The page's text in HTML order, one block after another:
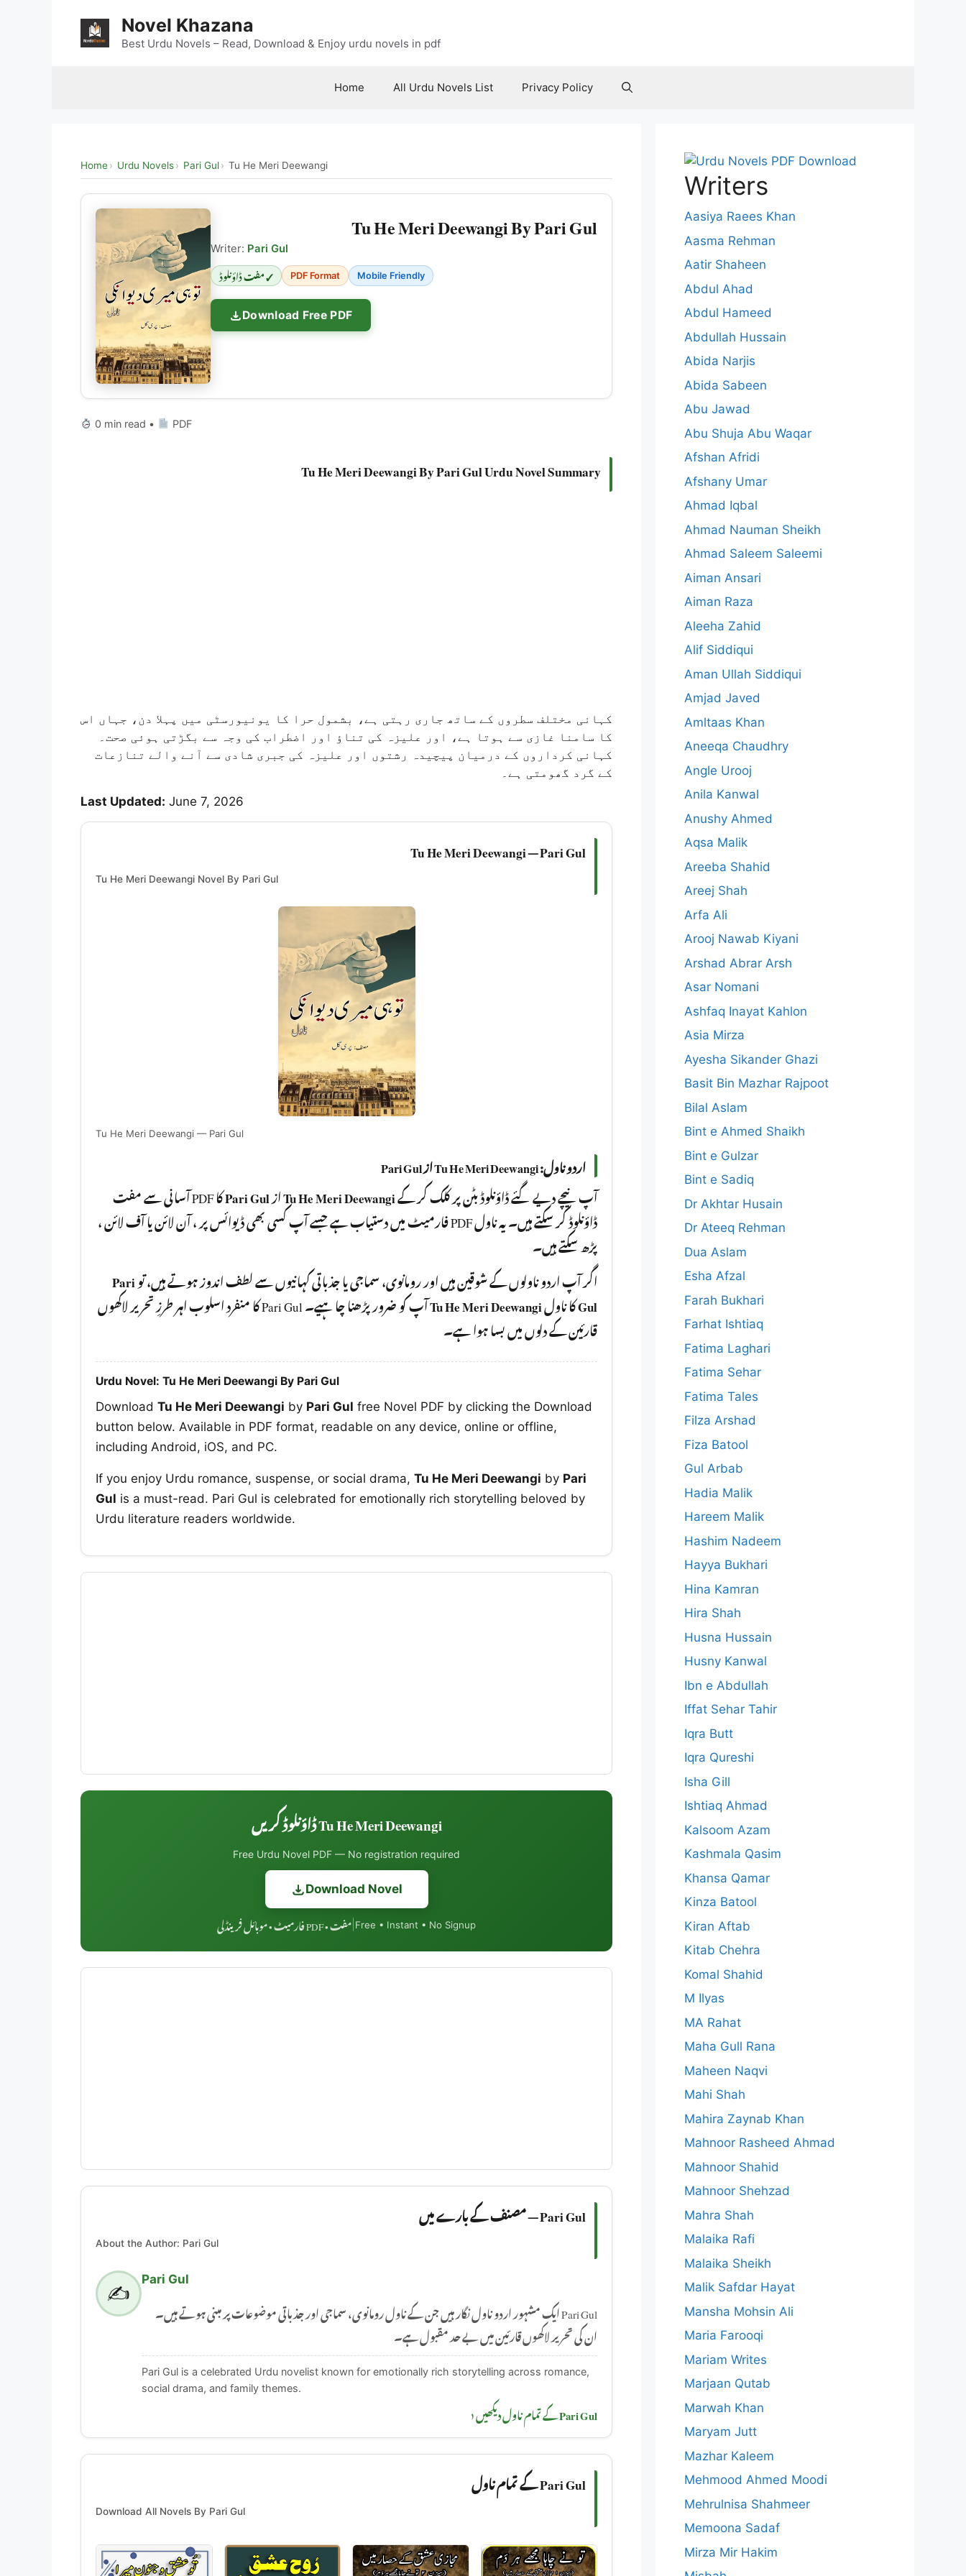
Novel Khazana
Best Urdu Novels – Read, Download & Enjoy urdu novels in pdf
Home All Urdu Novels List Privacy Policy
Home Urdu Novels Pari Gul Tu He Meri Deewangi
Tu He Meri Deewangi By Pari Gul
Writer: Pari Gul
✓ مفت ڈاؤنلوڈ PDF Format Mobile Friendly
Download Free PDF
0 min read • PDF
Tu He Meri Deewangi By Pari Gul Urdu Novel Summary
کہانی مختلف سطروں کے ساتھ جاری رہتی ہے، بشمول حرا کا یونیورسٹی میں پہلا دن، جہاں اس
کا سامنا غازی سے ہوتا ہے، اور علیزہ کی تناؤ اور اضطراب کی وجہ سے بگڑتی ہوئی صحت۔
کہانی کرداروں کے درمیان پیچیدہ رشتوں اور علیزہ کی جبری شادی سے آنے والے تنازعات
کے گرد گھومتی ہے۔
Last Updated: June 7, 2026
Tu He Meri Deewangi — Pari Gul
Tu He Meri Deewangi Novel By Pari Gul
Tu He Meri Deewangi — Pari Gul
اردو ناول: Tu He Meri Deewangi از Pari Gul
آپ نیچے دیے گئے ڈاؤنلوڈ بٹن پر کلک کر کےTu He Meri DeewangiازPari Gul
کا PDF آسانی سے مفت
ڈاؤنلوڈ کر سکتے ہیں۔ یہ ناول PDF فارمیٹ میں دستیاب ہے جسے آپ کسی بھی ڈیوائس پر ، آن لائن یا آف لائن ،
پڑھ سکتے ہیں۔
اگر آپ اردو ناولوں کے شوقین ہیں اور رومانوی، سماجی یا جذباتی کہانیوں سے لطف اندوز ہوتے ہیں، توPari
Gulکا ناولTu He Meri Deewangi
آپ کو ضرور پڑھنا چا ہیے۔ Pari Gul کا منفرد اسلوب اہر طرزِ تحریر لاکھوں
قارئین کے دلوں میں بسا ہوا ہے۔
Urdu Novel: Tu He Meri Deewangi By Pari Gul
Download Tu He Meri Deewangi by Pari Gul free Novel PDF by clicking the Download
button below. Available in PDF format, readable on any device, online or offline,
including Android, iOS, and PC.
If you enjoy Urdu romance, suspense, or social drama, Tu He Meri Deewangi by Pari
Gul is a must-read. Pari Gul is celebrated for emotionally rich storytelling beloved by
Urdu literature readers worldwide.
Tu He Meri Deewangi ڈاؤنلوڈ کریں
Free Urdu Novel PDF — No registration required
Download Novel
مفت • PDF فارمیٹ • موبائل فرینڈلی Free • Instant • No Signup
Pari Gul — مصنف کے بارے میں
About the Author: Pari Gul
✍️
Pari Gul
Pari Gul ایک مشہور اردو ناول نگار ہیں جن کے ناول رومانوی، سماجی اور جذباتی موضوعات پر مبنی ہوتے ہیں۔
ان کی تحریر لاکھوں قارئین میں بے حد مقبول ہے۔
Pari Gul is a celebrated Urdu novelist known for emotionally rich storytelling across romance,
social drama, and family themes.
Pari Gul کے تمام ناول دیکھیں ‹
Pari Gul کے تمام ناول
Download All Novels By Pari Gul
Writers
Aasiya Raees Khan
Aasma Rehman
Aatir Shaheen
Abdul Ahad
Abdul Hameed
Abdullah Hussain
Abida Narjis
Abida Sabeen
Abu Jawad
Abu Shuja Abu Waqar
Afshan Afridi
Afshany Umar
Ahmad Iqbal
Ahmad Nauman Sheikh
Ahmad Saleem Saleemi
Aiman Ansari
Aiman Raza
Aleeha Zahid
Alif Siddiqui
Aman Ullah Siddiqui
Amjad Javed
Amltaas Khan
Aneeqa Chaudhry
Angle Urooj
Anila Kanwal
Anushy Ahmed
Aqsa Malik
Areeba Shahid
Areej Shah
Arfa Ali
Arooj Nawab Kiyani
Arshad Abrar Arsh
Asar Nomani
Ashfaq Inayat Kahlon
Asia Mirza
Ayesha Sikander Ghazi
Basit Bin Mazhar Rajpoot
Bilal Aslam
Bint e Ahmed Shaikh
Bint e Gulzar
Bint e Sadiq
Dr Akhtar Husain
Dr Ateeq Rehman
Dua Aslam
Esha Afzal
Farah Bukhari
Farhat Ishtiaq
Fatima Laghari
Fatima Sehar
Fatima Tales
Filza Arshad
Fiza Batool
Gul Arbab
Hadia Malik
Hareem Malik
Hashim Nadeem
Hayya Bukhari
Hina Kamran
Hira Shah
Husna Hussain
Husny Kanwal
Ibn e Abdullah
Iffat Sehar Tahir
Iqra Butt
Iqra Qureshi
Isha Gill
Ishtiaq Ahmad
Kalsoom Azam
Kashmala Qasim
Khansa Qamar
Kinza Batool
Kiran Aftab
Kitab Chehra
Komal Shahid
M Ilyas
MA Rahat
Maha Gull Rana
Maheen Naqvi
Mahi Shah
Mahira Zaynab Khan
Mahnoor Rasheed Ahmad
Mahnoor Shahid
Mahnoor Shehzad
Mahra Shah
Malaika Rafi
Malaika Sheikh
Malik Safdar Hayat
Mansha Mohsin Ali
Maria Farooqi
Mariam Writes
Marjaan Qutab
Marwah Khan
Maryam Jutt
Mazhar Kaleem
Mehmood Ahmed Moodi
Mehrulnisa Shahmeer
Memoona Sadaf
Mirza Mir Hakim